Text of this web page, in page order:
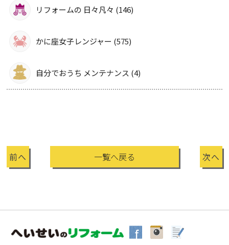
リフォームの 日々凡々 (146)
かに座女子レンジャー (575)
自分でおうち メンテナンス (4)
前へ 一覧へ戻る 次へ